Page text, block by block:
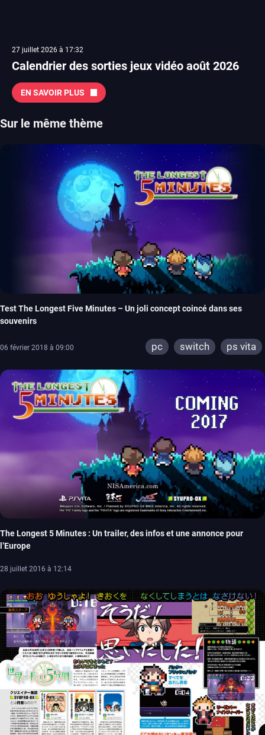
27 juillet 2026 à 17:32
Calendrier des sorties jeux vidéo août 2026
EN SAVOIR PLUS
Sur le même thème
Test The Longest Five Minutes – Un joli concept coincé dans ses
souvenirs
06 février 2018 à 09:00 pc switch ps vita
The Longest 5 Minutes : Un trailer, des infos et une annonce pour
l’Europe
28 juillet 2016 à 12:14